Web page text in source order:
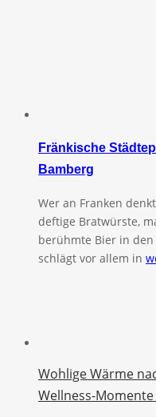
Fränkische
Bamberg
Wer an Franken
deftige Bratwürste,
berühmte Bier in den
schlägt vor allem in
Wohlige Wärme
Wellness-